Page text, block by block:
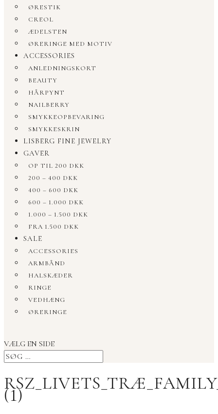
ØRESTIK
CREOL
ÆDELSTEN
ØRERINGE MED MOTIV
ACCESSORIES
ANLEDNINGSKORT
BEAUTY
HÅRPYNT
NAILBERRY
SMYKKEOPBEVARING
SMYKKESKRIN
LISBERG FINE JEWELRY
GAVER
OP TIL 200 DKK
200 – 400 DKK
400 – 600 DKK
600 – 1.000 DKK
1.000 – 1.500 DKK
FRA 1.500 DKK
SALE
ACCESSORIES
ARMBÅND
HALSKÆDER
RINGE
VEDHÆNG
ØRERINGE
VÆLG EN SIDE
(1)